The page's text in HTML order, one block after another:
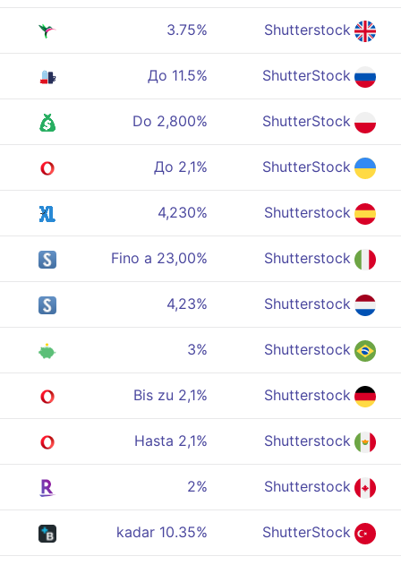
Shutterstock
3.75%
ShutterStock
До 11.5%
ShutterStock
Do 2,800%
ShutterStock
До 2,1%
Shutterstock
4,230%
Shutterstock
Fino a 23,00%
Shutterstock
4,23%
Shutterstock
3%
Shutterstock
Bis zu 2,1%
Shutterstock
Hasta 2,1%
Shutterstock
2%
ShutterStock
10.35% kadar